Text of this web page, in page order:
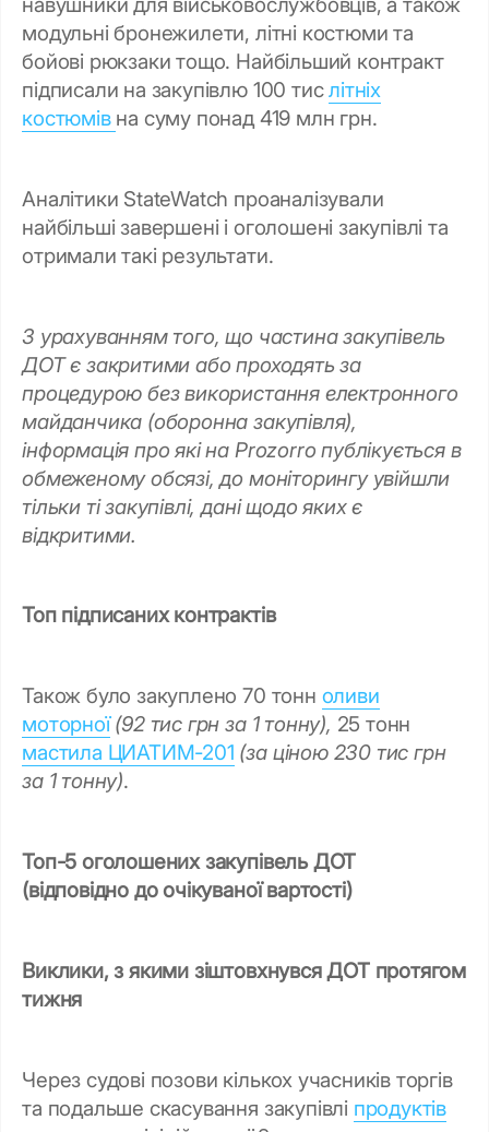
модульні бронежилети, літні костюми та
бойові рюкзаки тощо. Найбільший контракт
підписали на закупівлю 100 тислітніх
костюмів на суму понад 419 млн грн.
Аналітики StateWatch проаналізували
найбільші завершені і оголошені закупівлі та
отримали такі результати.
З урахуванням того, що частина закупівель
ДОТ є закритими або проходять за
процедурою без використання електронного
майданчика (оборонна закупівля),
інформація про які на Prozorro публікується в
обмеженому обсязі, до моніторингу увійшли
тільки ті закупівлі, дані щодо яких є
відкритими.
Топ підписаних контрактів
Також було закуплено 70 тонн оливи
моторної(92 тис грн за 1 тонну), 25 тонн
мастила ЦИАТИМ-201 (за ціною 230 тис грн
за 1 тонну).
Топ-5 оголошених закупівель ДОТ
(відповідно до очікуваної вартості)
Виклики, з якими зіштовхнувся ДОТ протягом
тижня
Через судові позови кількох учасників торгів
та подальше скасування закупівлі продуктів